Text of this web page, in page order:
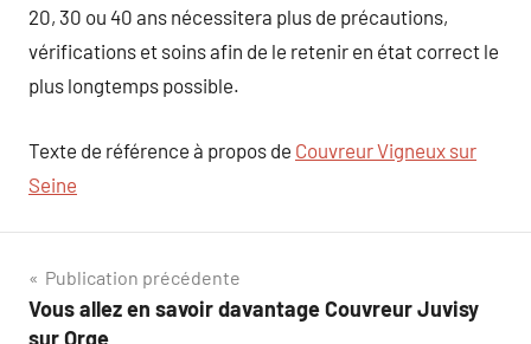
20, 30 ou 40 ans nécessitera plus de précautions,
vérifications et soins afin de le retenir en état correct le
plus longtemps possible.
Texte de référence à propos de Couvreur Vigneux sur
Seine
Navigation
de
Publication précédente
Vous allez en savoir davantage Couvreur Juvisy
sur Orge